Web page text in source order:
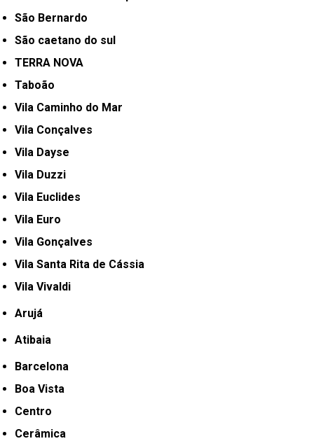
São Bernardo
São caetano do sul
TERRA NOVA
Taboão
Vila Caminho do Mar
Vila Conçalves
Vila Dayse
Vila Duzzi
Vila Euclides
Vila Euro
Vila Gonçalves
Vila Santa Rita de Cássia
Vila Vivaldi
Arujá
Atibaia
Barcelona
Boa Vista
Centro
Cerâmica